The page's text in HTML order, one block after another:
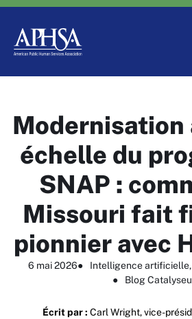
Aller
contenu
Modernisation
échelle du
SNAP :
Missouri fait
pionnier avec
6 mai 2026● Intelligence artificielle,
●
Blog
Écrit par : Carl Wright, vice-